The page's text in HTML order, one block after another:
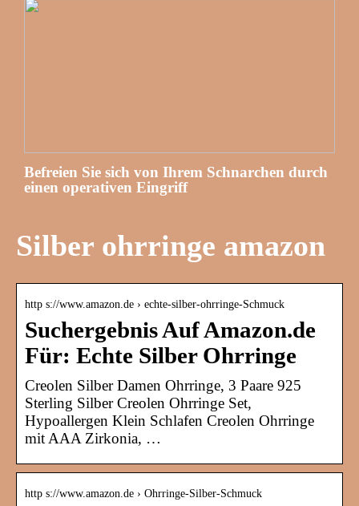
Befreien Sie sich von Ihrem Schnarchen durch
einen operativen Eingriff
Silber ohrringe amazon
http s://www.amazon.de › echte-silber-ohrringe-Schmuck
Suchergebnis Auf Amazon.de
Für: Echte Silber Ohrringe
Creolen Silber Damen Ohrringe, 3 Paare 925
Sterling Silber Creolen Ohrringe Set,
Hypoallergen Klein Schlafen Creolen Ohrringe
mit AAA Zirkonia, …
http s://www.amazon.de › Ohrringe-Silber-Schmuck